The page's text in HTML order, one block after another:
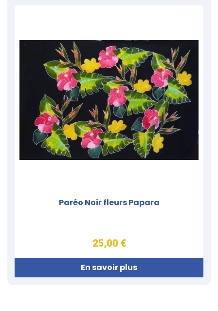
Paréo Noir fleurs Papara
25,00 €
En savoir plus